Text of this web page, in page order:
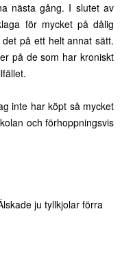
nästa gång. I slutet av
för mycket på dålig
på ett helt annat sätt.
på de som har kroniskt
inte har köpt så mycket
och förhoppningsvis
ju tyllkjolar förra